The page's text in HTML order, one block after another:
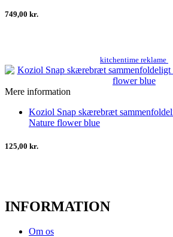
749,00 kr.
kitchentime reklame
Mere information
Koziol Snap skærebræt
Nature flower blue
125,00 kr.
INFORMATION
Om os